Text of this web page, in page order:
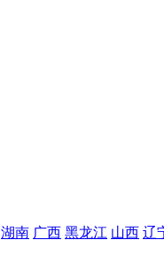
湖南 广西 黑龙江 山西 辽